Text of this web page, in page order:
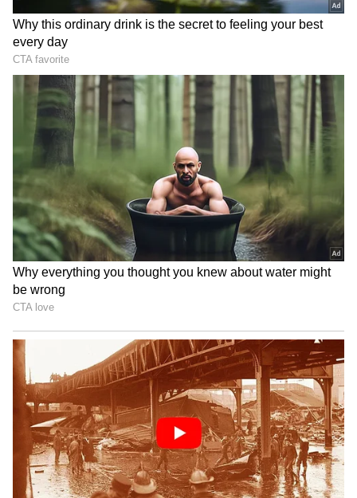
3
వైద్యుల ప్రకారం, మార్కెట్లో లభించే చాలా మందులు
అత్యవసర గర్భనిరోధక మాత్రలు, వీటిని మార్నింగ్ ఆఫ్టర్